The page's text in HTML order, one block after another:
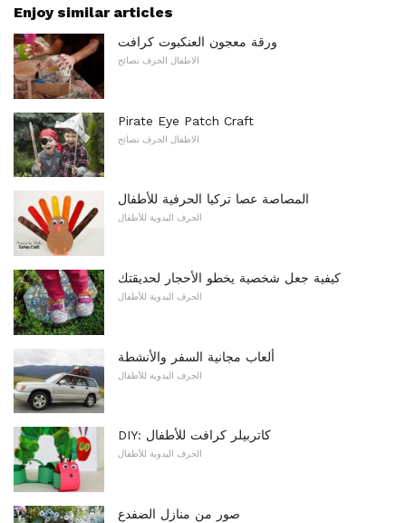
Enjoy similar articles
ورقة معجون العنكبوت كرافت
الاطفال الحرف نصائح
Pirate Eye Patch Craft
الاطفال الحرف نصائح
المصاصة عصا تركيا الحرفية للأطفال
الحرف اليدوية للأطفال
كيفية جعل شخصية يخطو الأحجار لحديقتك
الحرف اليدوية للأطفال
ألعاب مجانية السفر والأنشطة
الحرف اليدوية للأطفال
DIY: كاتربيلر كرافت للأطفال
الحرف اليدوية للأطفال
صور من منازل الضفدع